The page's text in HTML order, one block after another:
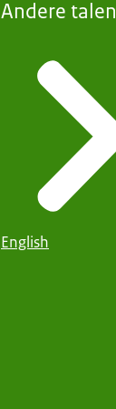
Andere talen
English